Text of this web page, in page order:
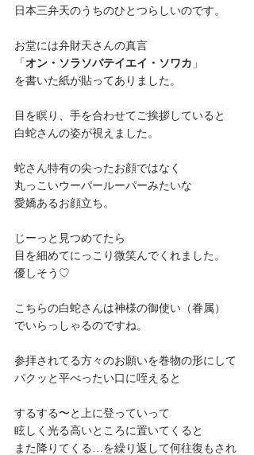
日本三弁天のうちのひとつらしいのです。
お堂には弁財天さんの真言
「 オン・ソラソバテイエイ・ソワカ 」
を書いた紙が貼ってありました。
目を瞑り、手を合わせてご挨拶していると
白蛇さんの姿が視えました。
蛇さん特有の尖ったお顔ではなく
丸っこいウーパールーパーみたいな
愛嬌あるお顔立ち。
じーっと見つめてたら
目を細めてにっこり微笑んでくれました。
優しそう♡
こちらの白蛇さんは神様の御使い（眷属）
でいらっしゃるのですね。
参拝されてる方々のお願いを巻物の形にして
パクッと平べったい口に咥えると
するする〜と上に登っていって
眩しく光る高いところに置いてくると
また降りてくる…を繰り返して何往復もされ